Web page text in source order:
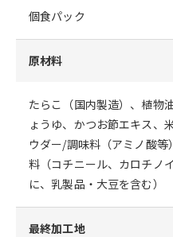
個食パック
原材料
たらこ（国内製造）、植物
ょうゆ、かつお節エキス、
ウダー/調味料（アミノ酸等
料（コチニール、カロチノ
に、乳製品・大豆を含む）
最終加工地